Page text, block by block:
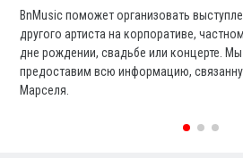
BnMusic поможет организовать
другого артиста на корпоративе,
дне рождении, свадьбе или концерте.
предоставим всю информацию,
Марселя.